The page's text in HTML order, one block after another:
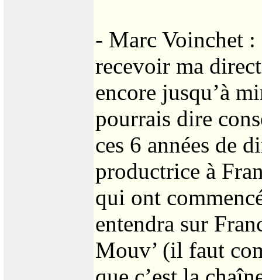
- Marc Voinchet :
recevoir ma
encore jusqu’à
pourrais dire
ces 6 années de
productrice à
qui ont
entendra sur
Mouv’ (il faut